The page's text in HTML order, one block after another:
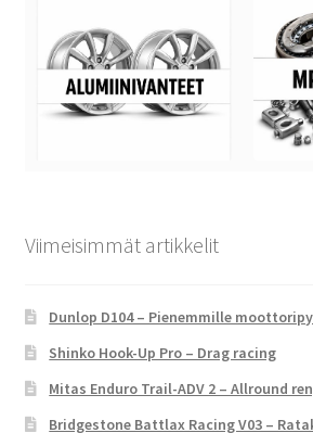
Viimeisimmät artikkelit
Dunlop D104 – Pienemmille
Shinko Hook-Up Pro – Drag racing
Mitas Enduro Trail-ADV 2 – Allround
Bridgestone Battlax Racing V03 –